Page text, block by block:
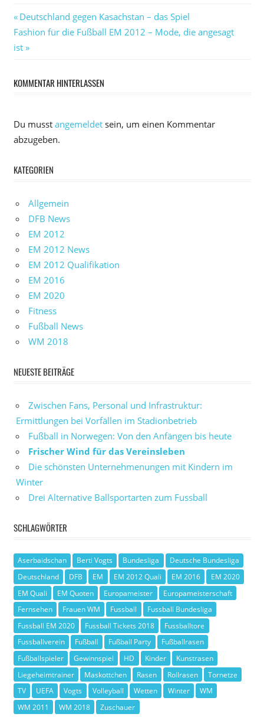
Beitragsnavigation
Vorheriger
Beitrag:
Deutschland gegen Kasachstan – das Spiel
Nächster
Beitrag:
Fashion für die Fußball EM 2012 – Mode, die angesagt
ist
KOMMENTAR HINTERLASSEN
Du musst angemeldetsein, um einen Kommentar
abzugeben.
KATEGORIEN
Allgemein
DFB News
EM 2012
EM 2012 News
EM 2012 Qualifikation
EM 2016
EM 2020
Fitness
Fußball News
WM 2018
NEUESTE BEITRÄGE
Zwischen Fans, Personal und Infrastruktur:
Ermittlungen bei Vorfällen im Stadionbetrieb
Fußball in Norwegen: Von den Anfängen bis heute
Frischer Wind für das Vereinsleben
Die schönsten Unternehmenungen mit Kindern im
Winter
Drei Alternative Ballsportarten zum Fussball
SCHLAGWÖRTER
Aserbaidschan Berti Vogts Bundesliga
Deutsche Bundesliga
Deutschland
DFB EM EM 2012 Quali EM 2016
EM 2020
EM Quali
EM Quoten Europameister
Europameisterschaft
Fernsehen
Frauen WM Fussball
Fussball Bundesliga
Fussball EM 2020
Fussball Tickets 2018
Fussballtore
Fussballverein
Fußball Fußball Party
Fußballrasen
Fußballspieler
Gewinnspiel HD Kinder
Kunstrasen
Liegeheimtrainer
Maskottchen Rasen Rollrasen
Tornetze
TV
UEFA Vogts Volleyball Wetten Winter
WM
WM 2011
WM 2018 Zuschauer